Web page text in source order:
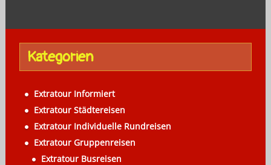
Kategorien
Extratour Informiert
Extratour Städtereisen
Extratour Individuelle Rundreisen
Extratour Gruppenreisen
Extratour Busreisen